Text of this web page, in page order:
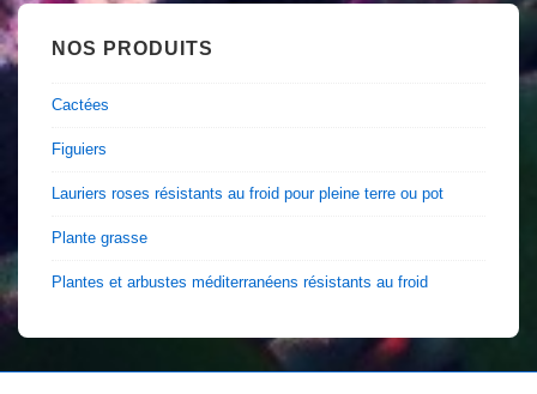
NOS PRODUITS
Cactées
Figuiers
Lauriers roses résistants au froid pour pleine terre ou pot
Plante grasse
Plantes et arbustes méditerranéens résistants au froid